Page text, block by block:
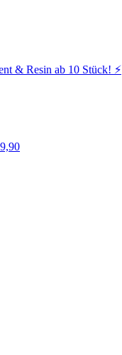
& Resin ab 10 Stück! ⚡️